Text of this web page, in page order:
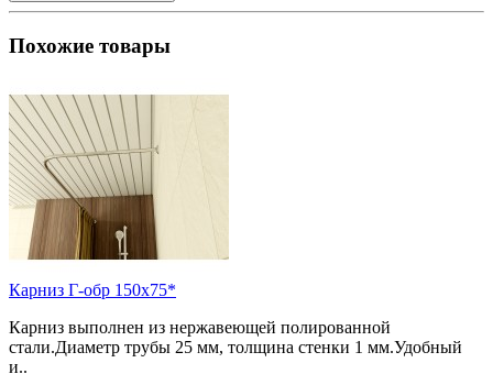
Похожие товары
Карниз Г-обр 150х75*
Карниз выполнен из нержавеющей полированной
стали.Диаметр трубы 25 мм, толщина стенки 1 мм.Удобный
и..